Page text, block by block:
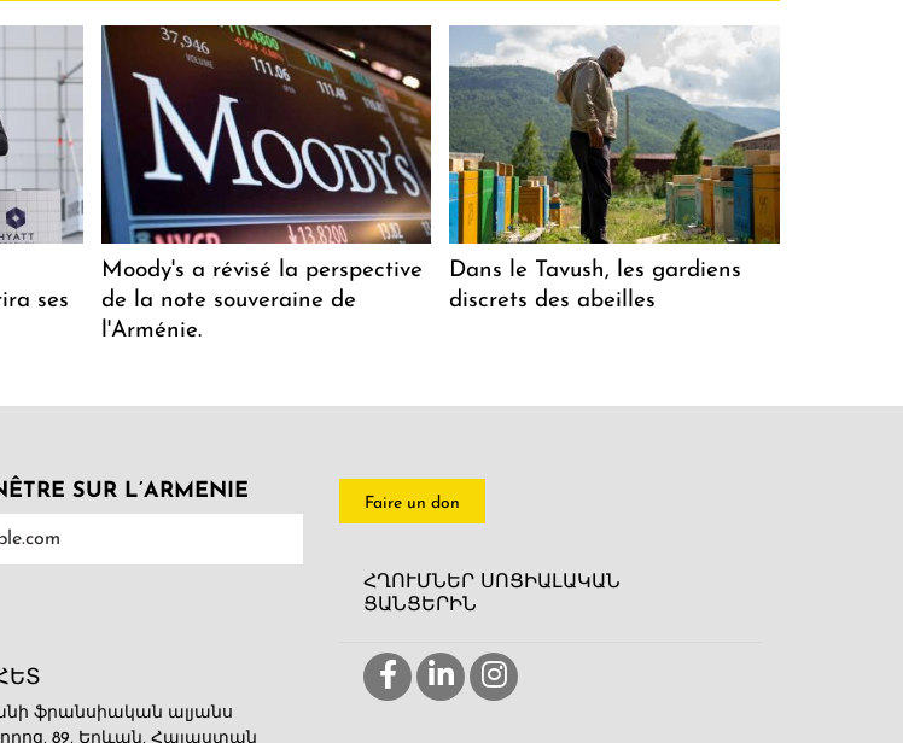
ses
Moody's a révisé la perspective
de la note souveraine de
l'Arménie.
Dans le Tavush, les gardiens
discrets des abeilles
SUR L’ARMENIE
ֆրանսիական ալյանս
89, Երևան, Հայաստան
Faire un don
ՀՂՈՒՄՆԵՐ ՍՈՑԻԱԼԱԿԱՆ
ՑԱՆՑԵՐԻՆ